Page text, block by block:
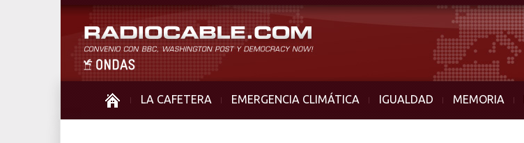
LA CAFETERA EMERGENCIA CLIMÁTICA IGUALDAD MEMORIA